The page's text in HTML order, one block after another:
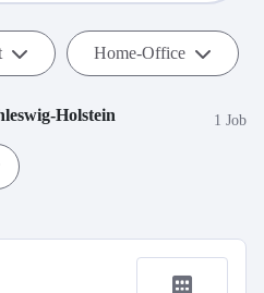
Home-Office
Holstein 1 Job